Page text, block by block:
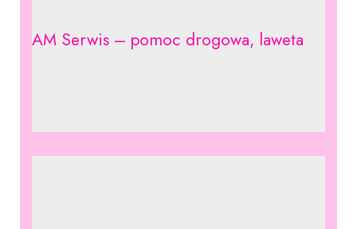
AM Serwis – pomoc drogowa, laweta